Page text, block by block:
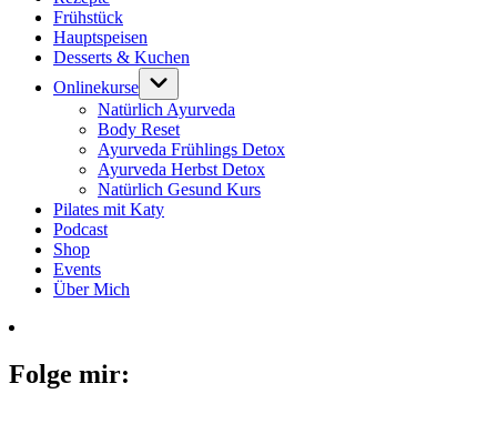
Frühstück
Hauptspeisen
Desserts & Kuchen
Onlinekurse
Natürlich Ayurveda
Body Reset
Ayurveda Frühlings Detox
Ayurveda Herbst Detox
Natürlich Gesund Kurs
Pilates mit Katy
Podcast
Shop
Events
Über Mich
Folge mir: